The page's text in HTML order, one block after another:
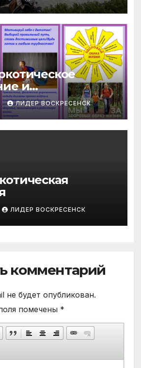
и
ЛИДЕР ВОСКРЕСЕНСК
ЛИДЕР ВОСКРЕСЕНСК
комментарий
не будет опубликован.
помечены *